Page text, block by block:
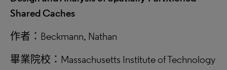
Shared Caches
作者：Beckmann, Nathan
畢業院校：Massachusetts Institute of Technology